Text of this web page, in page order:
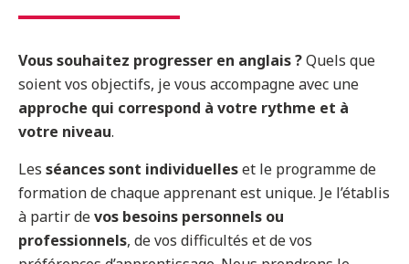
Vous souhaitez progresser en anglais ?Quels que
soient vos objectifs, je vous accompagne avec une
approche qui correspond à votre rythme et à
votre niveau.
Les séances sont individuelleset le programme de
formation de chaque apprenant est unique. Je l’établis
à partir devos besoins personnels ou
professionnels, de vos difficultés et de vos